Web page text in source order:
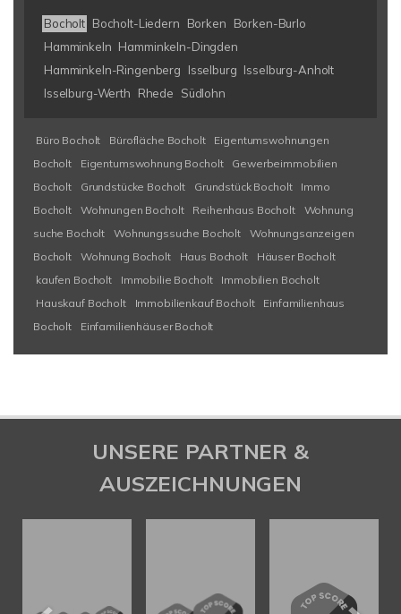
Bocholt Bocholt-Liedern Borken
Borken-Burlo
Hamminkeln Hamminkeln-Dingden
Hamminkeln-Ringenberg
Isselburg Isselburg-Anholt
Isselburg-Werth
Rhede Südlohn
Büro Bocholt Bürofläche Bocholt
Eigentumswohnungen
Bocholt
Eigentumswohnung Bocholt
Gewerbeimmobilien
Bocholt
Grundstücke Bocholt Grundstück Bocholt
Immo
Bocholt
Wohnungen Bocholt Reihenhaus Bocholt
Wohnung
suche Bocholt
Wohnungssuche Bocholt
Wohnungsanzeigen
Bocholt
Wohnung Bocholt Haus Bocholt
Häuser Bocholt
kaufen Bocholt
Immobilie Bocholt
Immobilien Bocholt
Hauskauf Bocholt
Immobilienkauf Bocholt
Einfamilienhaus
Bocholt
Einfamilienhäuser Bocholt
UNSERE PARTNER &
AUSZEICHNUNGEN